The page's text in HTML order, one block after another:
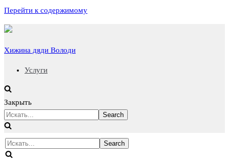
Перейти к содержимому
Хижина дяди Володи
Услуги
Закрыть
Искать...
Искать...